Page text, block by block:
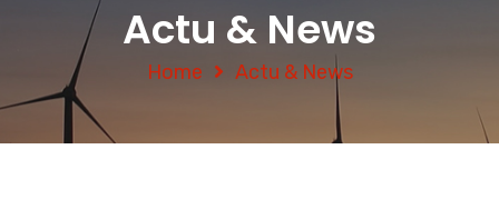
Actu & News
Home Actu & News